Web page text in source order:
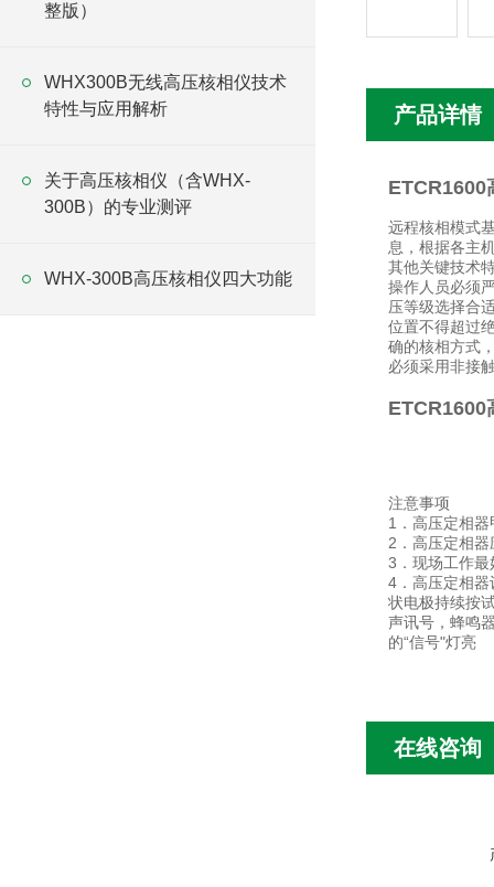
整版）
WHX300B无线高压核相仪技术
特性与应用解析
关于高压核相仪（含WHX-
300B）的专业测评
WHX-300B高压核相仪四大功能
产品详情
ETCR1600
远程核相模式
息，根据各主
其他关键技术
操作人员必须
压等级选择合
位置不得超过
确的核相方式
必须采用非接
ETCR1600
注意事项
1．高压定相
2．高压定相
3．现场工作
4．高压定相
状电极持续按
声讯号，蜂鸣
的“信号"灯亮
在线咨询